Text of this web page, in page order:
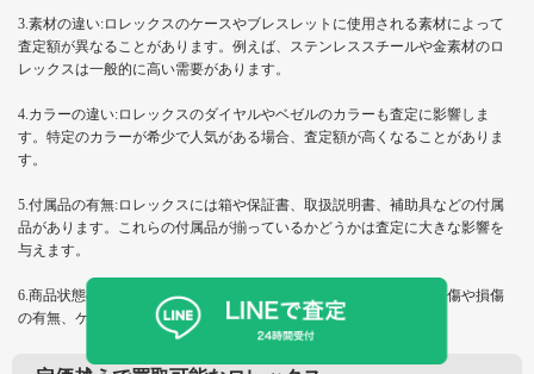
3.素材の違い:ロレックスのケースやブレスレットに使用される素材によって
査定額が異なることがあります。例えば、ステンレススチールや金素材のロ
レックスは一般的に高い需要があります。
4.カラーの違い:ロレックスのダイヤルやベゼルのカラーも査定に影響しま
す。特定のカラーが希少で人気がある場合、査定額が高くなることがありま
す。
5.付属品の有無:ロレックスには箱や保証書、取扱説明書、補助具などの付属
品があります。これらの付属品が揃っているかどうかは査定に大きな影響を
与えます。
6.商品状態の違い:ロレックスの外観や動作状態が査定に重要です。傷や損傷
の有無、ケースやブレスレットの状態などが査定額に影響します。